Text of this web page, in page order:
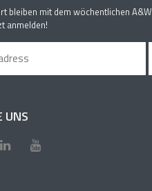
bleiben mit dem wöchentlichen A&W
anmelden!
UNS